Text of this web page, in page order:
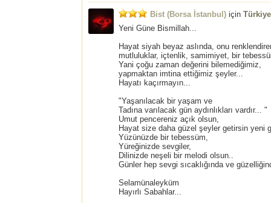
Bist (Borsa İstanbul) için
Yeni Güne Bismillah...
Hayat siyah beyaz aslında, onu
mutluluklar, içtenlik, samimiyet, bir
Yani çoğu zaman değerini bilemediğimiz,
yapmaktan imtina ettiğimiz şeyler...
Hayatı kaçırmayın...
"Yaşanılacak bir yaşam ve
Tadına varılacak gün aydınlıkları vardır... "
Umut pencereniz açık olsun,
Hayat size daha güzel şeyler getirsin yeni
Yüzünüzde bir tebessüm,
Yüreğinizde sevgiler,
Dilinizde neşeli bir melodi olsun..
Günler hep sevgi sıcaklığında ve
Selamünaleyküm
Hayırlı Sabahlar...